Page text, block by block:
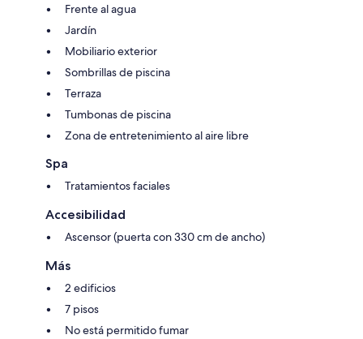
Frente al agua
Jardín
Mobiliario exterior
Sombrillas de piscina
Terraza
Tumbonas de piscina
Zona de entretenimiento al aire libre
Spa
Tratamientos faciales
Accesibilidad
Ascensor (puerta con 330 cm de ancho)
Más
2 edificios
7 pisos
No está permitido fumar